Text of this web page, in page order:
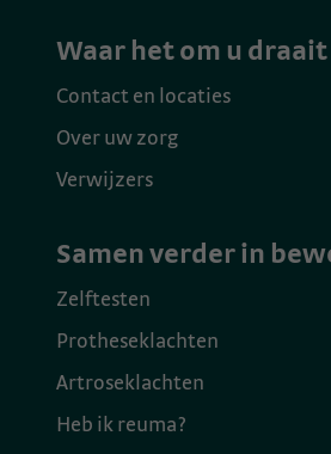
Waar het om u draait
Contact en locaties
Over uw zorg
Verwijzers
Samen verder in
Zelftesten
Protheseklachten
Artroseklachten
Heb ik reuma?